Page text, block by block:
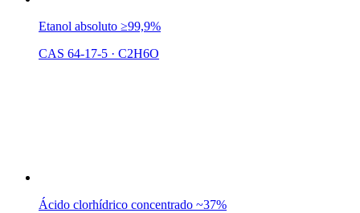
Etanol absoluto ≥99,9%
CAS 64-17-5 · C2H6O
Ácido clorhídrico concentrado ~37%